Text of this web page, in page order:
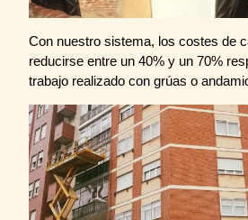
Con nuestro sistema, los costes de
reducirse entre un 40% y un 70%
trabajo realizado con grúas o